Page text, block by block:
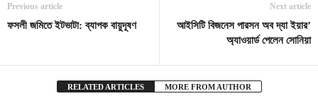
Previous article
ফসলী জমিতে ইটভাটা: ব্যাপক বায়ুদূষণ
Next article
আইসিটি বিজনেস পারসন অব দ্যা ইয়ার’
অ্যাওয়ার্ড পেলেন সোনিয়া
RELATED ARTICLES MORE FROM AUTHOR